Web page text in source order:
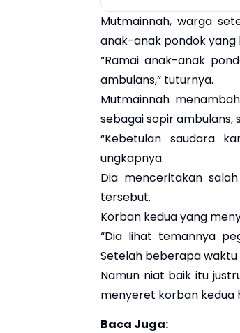
Mutmainnah, warga
anak-anak pondok
“Ramai anak-anak
ambulans,” tuturnya.
Mutmainnah
sebagai sopir ambulans,
“Kebetulan saudara
ungkapnya.
Dia menceritakan
tersebut.
Korban kedua yang
“Dia lihat temannya
Setelah beberapa waktu
Namun niat baik itu
menyeret korban kedua
Baca Juga: